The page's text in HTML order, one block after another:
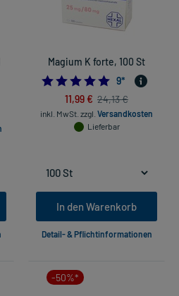
Magium K forte, 100 St
9*
11,99 € 24,13 €
inkl. MwSt. zzgl. Versandkosten
Lieferbar
In den Warenkorb
Detail- & Pflichtinformationen
-50%*